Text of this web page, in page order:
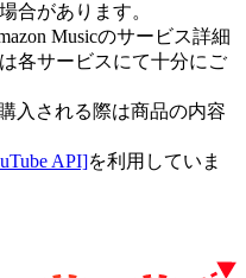
合があります。
Musicのサービス詳細
各サービスにて十分にご
入される際は商品の内容
API]を利用していま